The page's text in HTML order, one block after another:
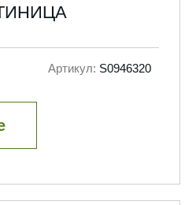
Артикул: S0946320